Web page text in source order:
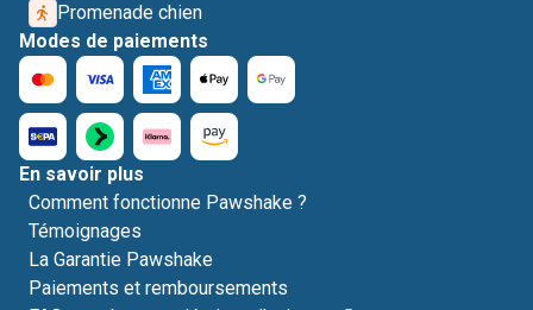
Promenade chien
Modes de paiements
En savoir plus
Comment fonctionne Pawshake ?
Témoignages
La Garantie Pawshake
Paiements et remboursements